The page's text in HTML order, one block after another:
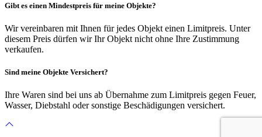
Gibt es einen Mindestpreis für meine Objekte?
Wir vereinbaren mit Ihnen für jedes Objekt einen Limitpreis. Unter
diesem Preis dürfen wir Ihr Objekt nicht ohne Ihre Zustimmung
verkaufen.
Sind meine Objekte Versichert?
Ihre Waren sind bei uns ab Übernahme zum Limitpreis gegen Feuer,
Wasser, Diebstahl oder sonstige Beschädigungen versichert.